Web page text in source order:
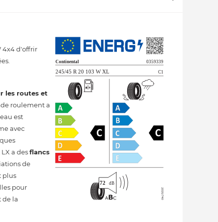
4x4 d'offrir
les routes et
roulement a
est
avec
a desflancs
de
plus
pour
de la